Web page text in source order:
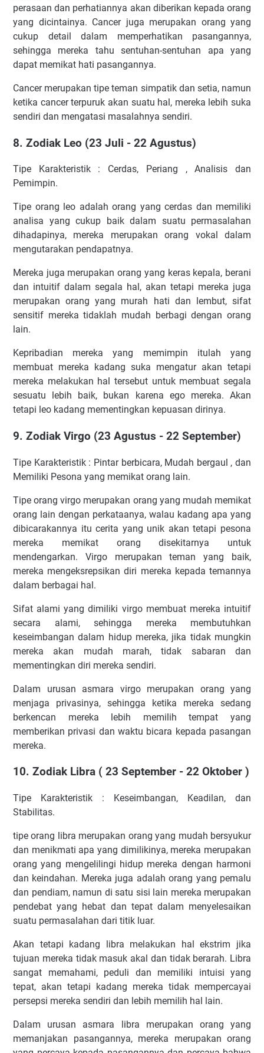
perasaan dan perhatiannya akan diberikan kepada orang
yang dicintainya. Cancer juga merupakan orang yang
cukup detail dalam memperhatikan pasangannya,
sehingga mereka tahu sentuhan-sentuhan apa yang
dapat memikat hati pasangannya.
Cancer merupakan tipe teman simpatik dan setia, namun
ketika cancer terpuruk akan suatu hal, mereka lebih suka
sendiri dan mengatasi masalahnya sendiri.
8. Zodiak Leo (23 Juli - 22 Agustus)
Tipe Karakteristik : Cerdas, Periang , Analisis dan
Pemimpin.
Tipe orang leo adalah orang yang cerdas dan memiliki
analisa yang cukup baik dalam suatu permasalahan
dihadapinya, mereka merupakan orang vokal dalam
mengutarakan pendapatnya.
Mereka juga merupakan orang yang keras kepala, berani
dan intuitif dalam segala hal, akan tetapi mereka juga
merupakan orang yang murah hati dan lembut, sifat
sensitif mereka tidaklah mudah berbagi dengan orang
lain.
Kepribadian mereka yang memimpin itulah yang
membuat mereka kadang suka mengatur akan tetapi
mereka melakukan hal tersebut untuk membuat segala
sesuatu lebih baik, bukan karena ego mereka. Akan
tetapi leo kadang mementingkan kepuasan dirinya.
9. Zodiak Virgo (23 Agustus - 22 September)
Tipe Karakteristik : Pintar berbicara, Mudah bergaul , dan
Memiliki Pesona yang memikat orang lain.
Tipe orang virgo merupakan orang yang mudah memikat
orang lain dengan perkataanya, walau kadang apa yang
dibicarakannya itu cerita yang unik akan tetapi pesona
mereka memikat orang disekitarnya untuk
mendengarkan. Virgo merupakan teman yang baik,
mereka mengeksrepsikan diri mereka kepada temannya
dalam berbagai hal.
Sifat alami yang dimiliki virgo membuat mereka intuitif
secara alami, sehingga mereka membutuhkan
keseimbangan dalam hidup mereka, jika tidak mungkin
mereka akan mudah marah, tidak sabaran dan
mementingkan diri mereka sendiri.
Dalam urusan asmara virgo merupakan orang yang
menjaga privasinya, sehingga ketika mereka sedang
berkencan mereka lebih memilih tempat yang
memberikan privasi dan waktu bicara kepada pasangan
mereka.
10. Zodiak Libra ( 23 September - 22 Oktober )
Tipe Karakteristik : Keseimbangan, Keadilan, dan
Stabilitas.
tipe orang libra merupakan orang yang mudah bersyukur
dan menikmati apa yang dimilikinya, mereka merupakan
orang yang mengelilingi hidup mereka dengan harmoni
dan keindahan. Mereka juga adalah orang yang pemalu
dan pendiam, namun di satu sisi lain mereka merupakan
pendebat yang hebat dan tepat dalam menyelesaikan
suatu permasalahan dari titik luar.
Akan tetapi kadang libra melakukan hal ekstrim jika
tujuan mereka tidak masuk akal dan tidak berarah. Libra
sangat memahami, peduli dan memiliki intuisi yang
tepat, akan tetapi kadang mereka tidak mempercayai
persepsi mereka sendiri dan lebih memilih hal lain.
Dalam urusan asmara libra merupakan orang yang
memanjakan pasangannya, mereka merupakan orang